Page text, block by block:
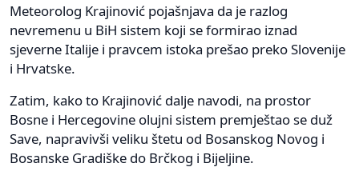
Meteorolog Krajinović pojašnjava da je razlog
nevremenu u BiH sistem koji se formirao iznad
sjeverne Italije i pravcem istoka prešao preko Slovenije
i Hrvatske.
Zatim, kako to Krajinović dalje navodi, na prostor
Bosne i Hercegovine olujni sistem premještao se duž
Save, napravivši veliku štetu od Bosanskog Novog i
Bosanske Gradiške do Brčkog i Bijeljine.